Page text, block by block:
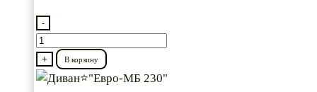
-
Количество
товара
Диван⭐"Евро-
+ В корзину